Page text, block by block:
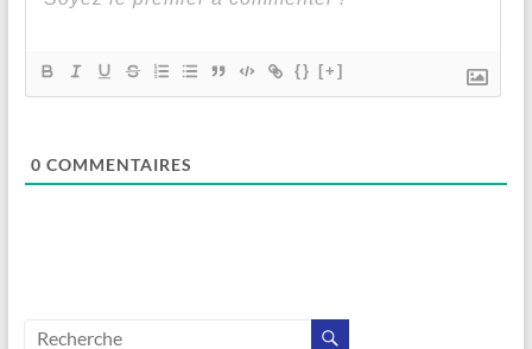
{} [+]
0 COMMENTAIRES